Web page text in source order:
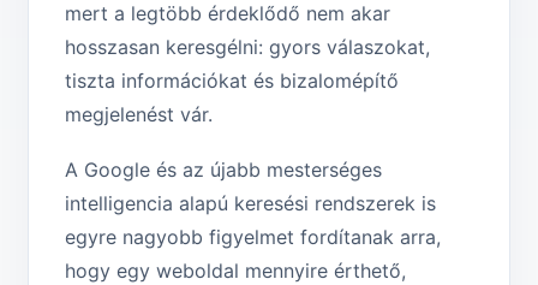
mert a legtöbb érdeklődő nem akar
hosszasan keresgélni: gyors válaszokat,
tiszta információkat és bizalomépítő
megjelenést vár.
A Google és az újabb mesterséges
intelligencia alapú keresési rendszerek is
egyre nagyobb figyelmet fordítanak arra,
hogy egy weboldal mennyire érthető,